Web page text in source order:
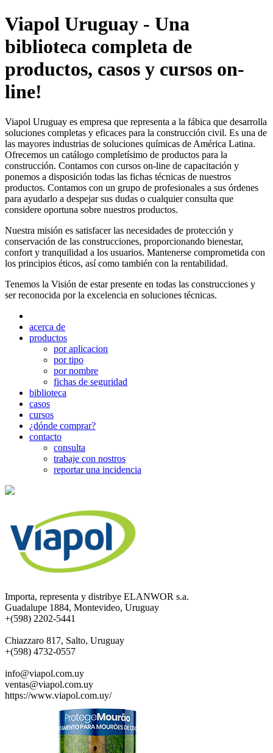
Viapol Uruguay - Una
biblioteca completa de
productos, casos y cursos on-
line!
Viapol Uruguay es empresa que representa a la fábica que desarrolla
soluciones completas y eficaces para la construcción civil. Es una de
las mayores industrias de soluciones químicas de América Latina.
Ofrecemos un catálogo completísimo de productos para la
construcción. Contamos con cursos on-line de capacitación y
ponemos a disposición todas las fichas técnicas de nuestros
productos. Contamos con un grupo de profesionales a sus órdenes
para ayudarlo a despejar sus dudas o cualquier consulta que
considere oportuna sobre nuestros productos.
Nuestra misión es satisfacer las necesidades de protección y
conservación de las construcciones, proporcionando bienestar,
confort y tranquilidad a los usuarios. Mantenerse comprometida con
los principios éticos, así como también con la rentabilidad.
Tenemos la Visión de estar presente en todas las construcciones y
ser reconocida por la excelencia en soluciones técnicas.
acerca de
productos
por aplicacion
por tipo
por nombre
fichas de seguridad
biblioteca
casos
cursos
¿dónde comprar?
contacto
consulta
trabaje con nostros
reportar una incidencia
Importa, representa y distribye ELANWOR s.a.
Guadalupe 1884, Montevideo, Uruguay
+(598) 2202-5441
Chiazzaro 817, Salto, Uruguay
+(598) 4732-0557
info@viapol.com.uy
ventas@viapol.com.uy
https://www.viapol.com.uy/